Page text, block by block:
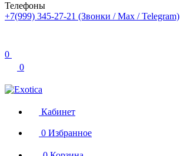
Телефоны
+7(999) 345-27-21 (Звонки / Max / Telegram)
0
0
Кабинет
0 Избранное